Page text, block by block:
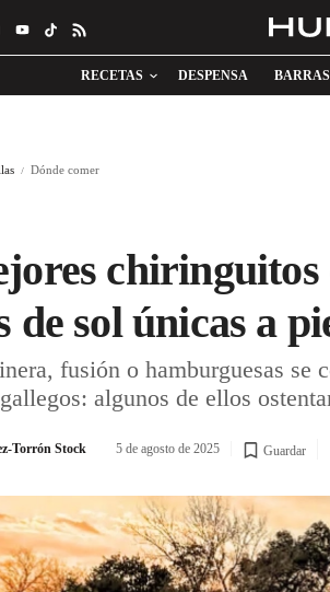
RECETAS DESPENSA
Dónde comer
de sol únicas a
fusión o hamburguesas se
algunos de ellos
Torrón Stock 5 de agosto de 2025 Guardar